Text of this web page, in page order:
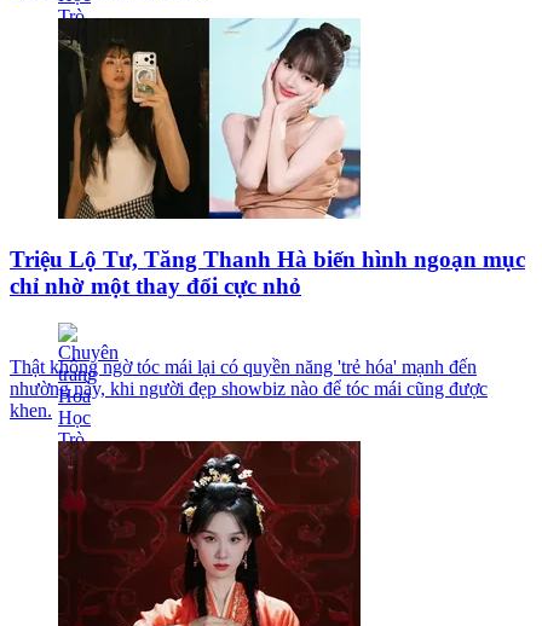
Triệu Lộ Tư, Tăng Thanh Hà biến hình ngoạn mục
chỉ nhờ một thay đổi cực nhỏ
Thật không ngờ tóc mái lại có quyền năng 'trẻ hóa' mạnh đến
nhường này, khi người đẹp showbiz nào để tóc mái cũng được
khen.